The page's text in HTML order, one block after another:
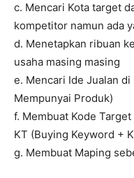
c. Mencari Kota target
kompetitor namun ada
d. Menetapkan ribuan
usaha masing masing
e. Mencari Ide Jualan
Mempunyai Produk)
f. Membuat Kode
KT (Buying Keyword +
g. Membuat Maping